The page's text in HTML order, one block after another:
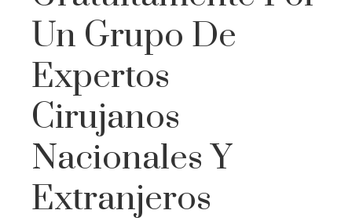
Un Grupo De
Expertos
Cirujanos
Nacionales Y
Extranjeros